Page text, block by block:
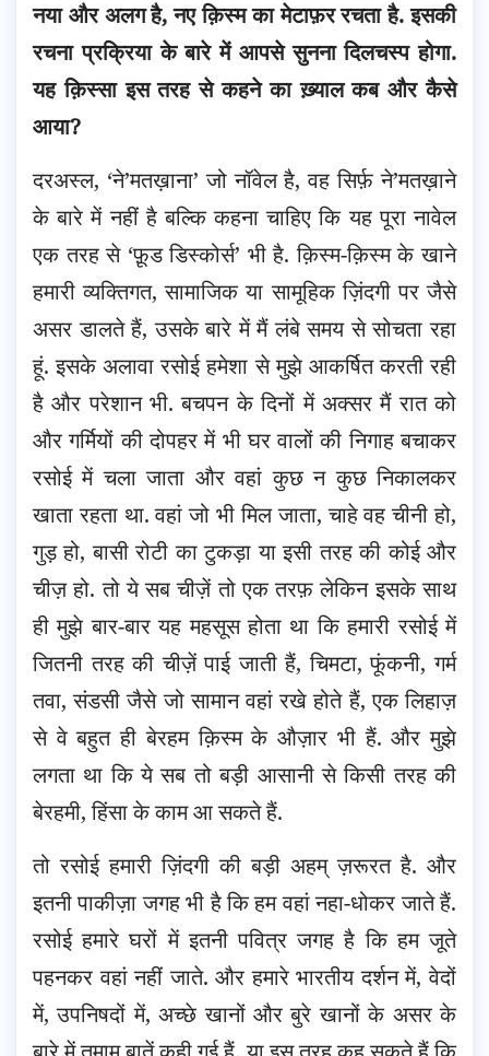
नया और अलग है, नए क़िस्म का मेटाफ़र रचता है. इसकी
रचना प्रक्रिया के बारे में आपसे सुनना दिलचस्प होगा.
यह क़िस्सा इस तरह से कहने का ख़्याल कब और कैसे
आया?
दरअस्ल, ‘ने’मतख़ाना’ जो नॉवेल है, वह सिर्फ़ ने’मतख़ाने
के बारे में नहीं है बल्कि कहना चाहिए कि यह पूरा नावेल
एक तरह से ‘फ़ूड डिस्कोर्स’ भी है. क़िस्म-क़िस्म के खाने
हमारी व्यक्तिगत, सामाजिक या सामूहिक ज़िंदगी पर जैसे
असर डालते हैं, उसके बारे में मैं लंबे समय से सोचता रहा
हूं. इसके अलावा रसोई हमेशा से मुझे आकर्षित करती रही
है और परेशान भी. बचपन के दिनों में अक्सर मैं रात को
और गर्मियों की दोपहर में भी घर वालों की निगाह बचाकर
रसोई में चला जाता और वहां कुछ न कुछ निकालकर
खाता रहता था. वहां जो भी मिल जाता, चाहे वह चीनी हो,
गुड़ हो, बासी रोटी का टुकड़ा या इसी तरह की कोई और
चीज़ हो. तो ये सब चीज़ें तो एक तरफ़ लेकिन इसके साथ
ही मुझे बार-बार यह महसूस होता था कि हमारी रसोई में
जितनी तरह की चीज़ें पाई जाती हैं, चिमटा, फूंकनी, गर्म
तवा, संडसी जैसे जो सामान वहां रखे होते हैं, एक लिहाज़
से वे बहुत ही बेरहम क़िस्म के औज़ार भी हैं. और मुझे
लगता था कि ये सब तो बड़ी आसानी से किसी तरह की
बेरहमी, हिंसा के काम आ सकते हैं.
तो रसोई हमारी ज़िंदगी की बड़ी अहम् ज़रूरत है. और
इतनी पाकीज़ा जगह भी है कि हम वहां नहा-धोकर जाते हैं.
रसोई हमारे घरों में इतनी पवित्र जगह है कि हम जूते
पहनकर वहां नहीं जाते. और हमारे भारतीय दर्शन में, वेदों
में, उपनिषदों में, अच्छे खानों और बुरे खानों के असर के